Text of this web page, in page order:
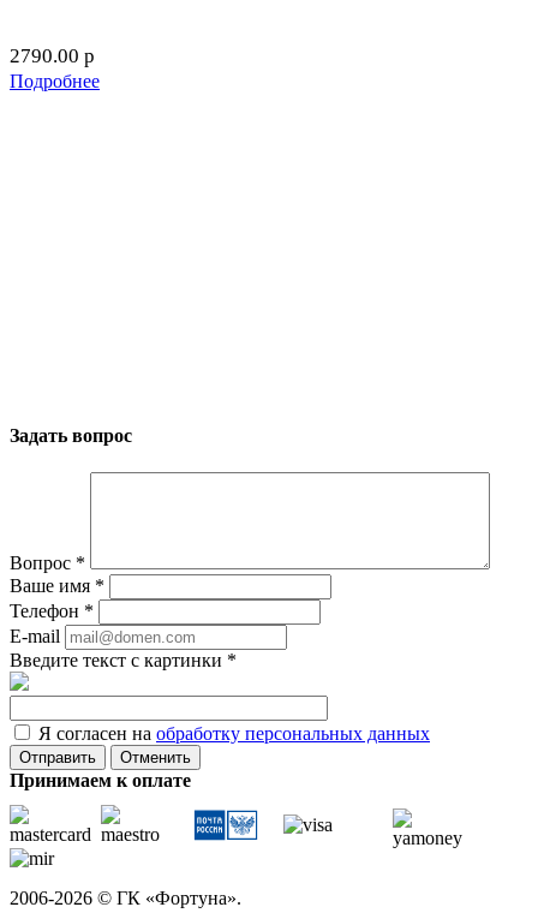
2790.00 p
Подробнее
Задать вопрос
Вопрос *
Ваше имя *
Телефон *
E-mail
Введите текст с картинки *
Я согласен на обработку персональных данных
Отменить
Принимаем к оплате
2006-2026 © ГК «Фортуна».